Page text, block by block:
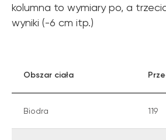
kolumna to wymiary po, a
wyniki (-6 cm itp.)
Obszar ciała
Biodra 119